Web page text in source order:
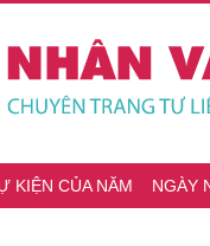
KIỆN CỦA NĂM NGÀY